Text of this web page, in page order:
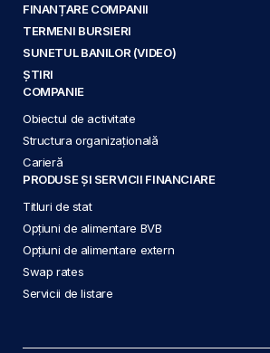
FINANȚARE COMPANII
TERMENI BURSIERI
SUNETUL BANILOR (VIDEO)
ȘTIRI
COMPANIE
Obiectul de activitate
Structura organizațională
Carieră
PRODUSE ȘI SERVICII FINANCIARE
Titluri de stat
Opțiuni de alimentare BVB
Opțiuni de alimentare extern
Swap rates
Servicii de listare